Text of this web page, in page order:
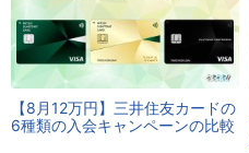
【8月12万円】三井住友カードの
6種類の入会キャンペーンの比較